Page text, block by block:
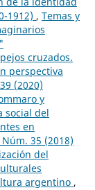
1912) , Temas y
cruzados.
perspectiva
(2020)
y
social del
en
35 (2018)
del
argentino ,